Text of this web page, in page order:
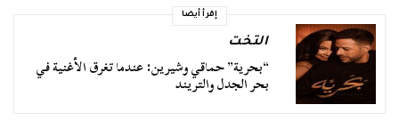
إقرأ أيضا
التخت
“بحرية” حماقي وشيرين: عندما تغرق الأغنية في
بحر الجدل والتريند